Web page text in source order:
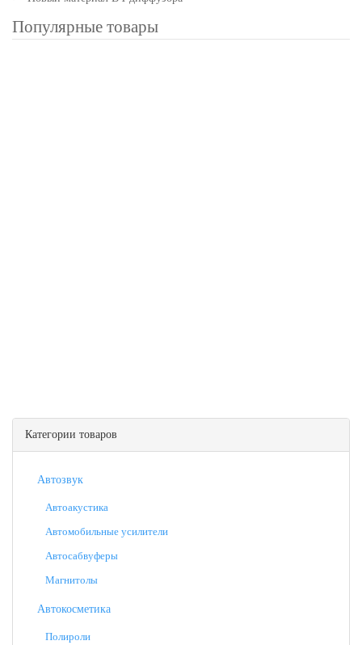
Популярные товары
Категории товаров
Автозвук
Автоакустика
Автомобильные усилители
Автосабвуферы
Магнитолы
Автокосметика
Полироли